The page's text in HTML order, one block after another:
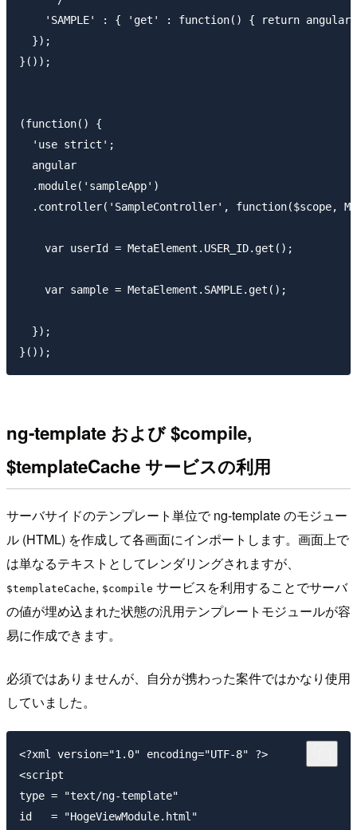
'SAMPLE' : { 'get' : function() { return
  });
}());
(function() {
  'use strict';
  angular
  .module('sampleApp')
.controller('SampleController', function($scope,
    var userId = MetaElement.USER_ID.get();
    var sample = MetaElement.SAMPLE.get();
  });
ng-template および $compile,
$templateCache サービスの利用
サーバサイドのテンプレート単位で ng-template のモジュー
ル (HTML) を作成して各画面にインポートします。画面上で
は単なるテキストとしてレンダリングされますが、
$templateCache, $compile サービスを利用することでサーバ
の値が埋め込まれた状態の汎用テンプレートモジュールが容
易に作成できます。
必須ではありませんが、自分が携わった案件ではかなり使用
していました。
<?xml version="1.0" encoding="UTF-8" ?>
<script
type = "text/ng-template"
id   = "HogeViewModule.html"